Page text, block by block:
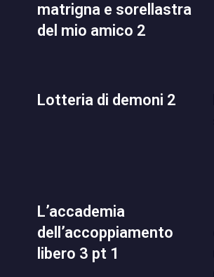
matrigna e sorellastra
del mio amico 2
lotteria di demoni 2
l’accademia
dell’accoppiamento
libero 3 pt 1